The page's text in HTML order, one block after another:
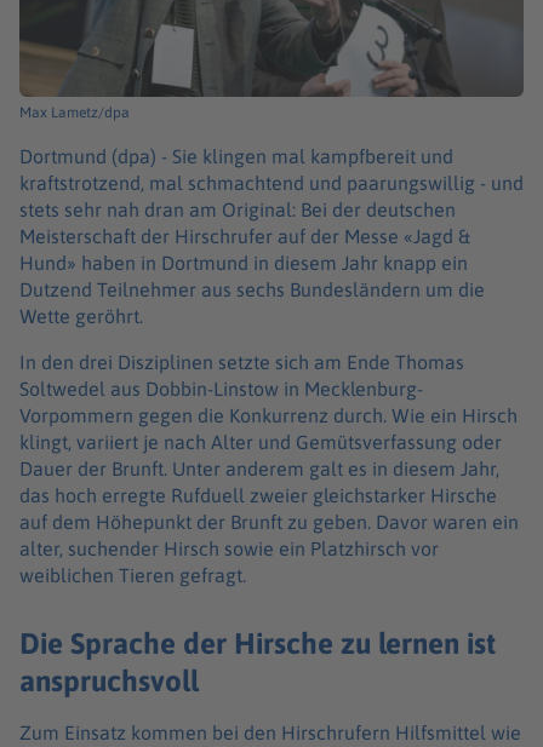
Max Lametz/dpa
Dortmund (dpa) - Sie klingen mal kampfbereit und
kraftstrotzend, mal schmachtend und paarungswillig - und
stets sehr nah dran am Original: Bei der deutschen
Meisterschaft der Hirschrufer auf der Messe «Jagd &
Hund» haben in Dortmund in diesem Jahr knapp ein
Dutzend Teilnehmer aus sechs Bundesländern um die
Wette geröhrt.
In den drei Disziplinen setzte sich am Ende Thomas
Soltwedel aus Dobbin-Linstow in Mecklenburg-
Vorpommern gegen die Konkurrenz durch. Wie ein Hirsch
klingt, variiert je nach Alter und Gemütsverfassung oder
Dauer der Brunft. Unter anderem galt es in diesem Jahr,
das hoch erregte Rufduell zweier gleichstarker Hirsche
auf dem Höhepunkt der Brunft zu geben. Davor waren ein
alter, suchender Hirsch sowie ein Platzhirsch vor
weiblichen Tieren gefragt.
Die Sprache der Hirsche zu lernen ist
anspruchsvoll
Zum Einsatz kommen bei den Hirschrufern Hilfsmittel wie